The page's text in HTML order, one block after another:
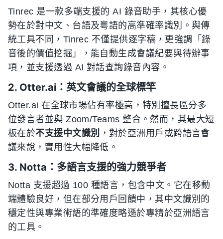
Tinrec 是一款多端支援的 AI 錄音助手，其核心優
勢在於對中文、台語及粵語的高準確率識別。與傳
統工具不同，Tinrec 不僅提供逐字稿，更強調「錄
音後的價值挖掘」，能自動生成會議紀要與待辦事
項，並支援透過 AI 對話查詢錄音內容。
2. Otter.ai：英文會議的全球標竿
Otter.ai 在全球市場佔有率極高，特別擅長區分多
位發言者並與 Zoom/Teams 整合。然而，其最大短
板在於不支援中文識別
，對於亞洲用戶或跨語言會
議來說，實用性大幅降低。
3. Notta：多語言支援的強力競爭者
Notta 支援超過 100 種語言，包含中文。它在移動
端體驗良好，但在部分用戶回饋中，其中文識別的
穩定性與專業術語的準確度略遜於專精於亞洲語言
的工具。